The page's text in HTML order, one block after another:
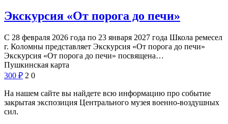
Экскурсия «От порога до печи»
С 28 февраля 2026 года по 23 января 2027 года Школа ремесел
г. Коломны представляет Экскурсия «От порога до печи»
Экскурсия «От порога до печи» посвящена…
Пушкинская карта
300 ₽ 2 0
На нашем сайте вы найдете всю информацию про событие
закрытая экспозиция Центрального музея военно-воздушных
сил.